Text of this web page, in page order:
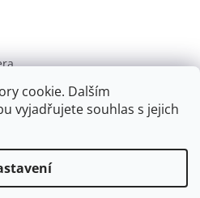
cookie. Dalším
vyjadřujete souhlas s jejich
Shoptet